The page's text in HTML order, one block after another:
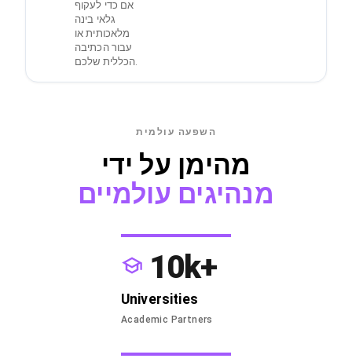
אם כדי לעקוף
גלאי בינה
מלאכותית או
עבור הכתיבה
הכללית שלכם.
השפעה עולמית
מהימן על ידי
מנהיגים עולמיים
10k+
Universities
Academic Partners